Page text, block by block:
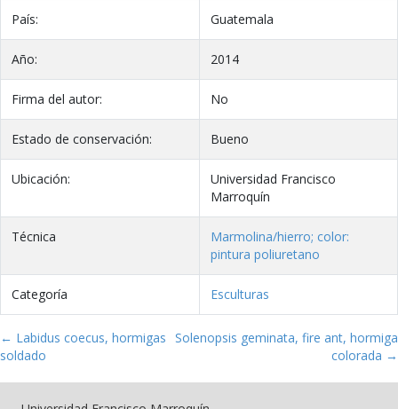
País: Guatemala
Año: 2014
Firma del autor: No
Estado de conservación: Bueno
Ubicación:
Universidad Francisco
Marroquín
Técnica
Marmolina/hierro; color:
pintura poliuretano
Categoría Esculturas
← Labidus coecus, hormigas
soldado
Solenopsis geminata, fire ant, hormiga
colorada →